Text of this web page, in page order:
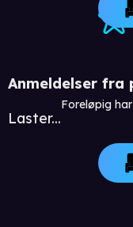
Anmeldelser fra
Laster...
Foreløpig